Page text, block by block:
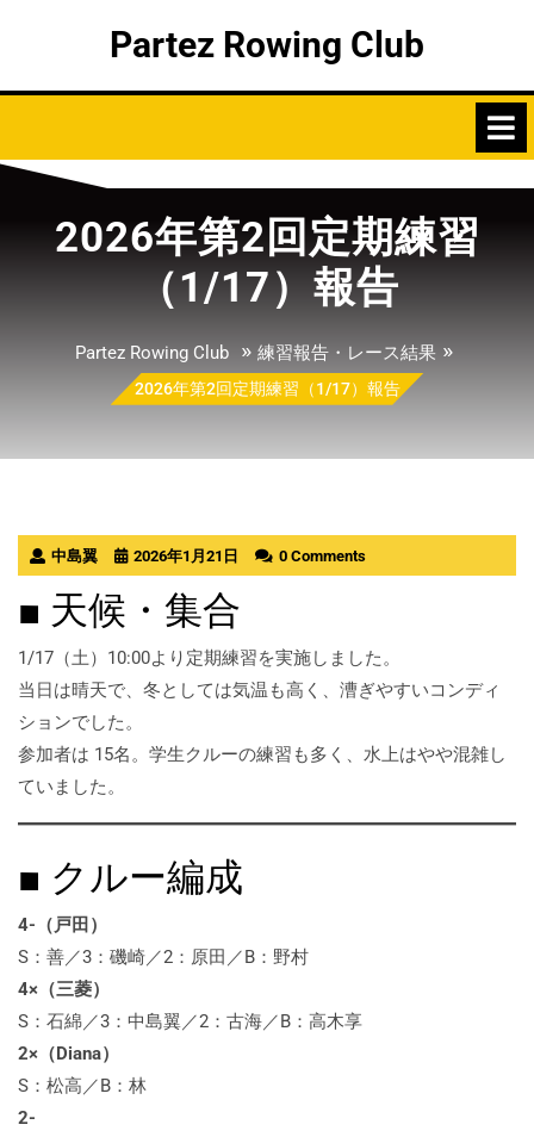
Partez Rowing Club
2026年第2回定期練習
（1/17）報告
Partez Rowing Club » 練習報告・レース結果 »
2026年第2回定期練習（1/17）報告
中島翼 2026年1月21日 0 Comments
■ 天候・集合
1/17（土）10:00より定期練習を実施しました。
当日は晴天で、冬としては気温も高く、漕ぎやすいコンディ
ションでした。
参加者は 15名。学生クルーの練習も多く、水上はやや混雑し
ていました。
■ クルー編成
4-（戸田）
S：善／3：磯崎／2：原田／B：野村
4×（三菱）
S：石綿／3：中島翼／2：古海／B：高木享
2×（Diana）
S：松高／B：林
2-